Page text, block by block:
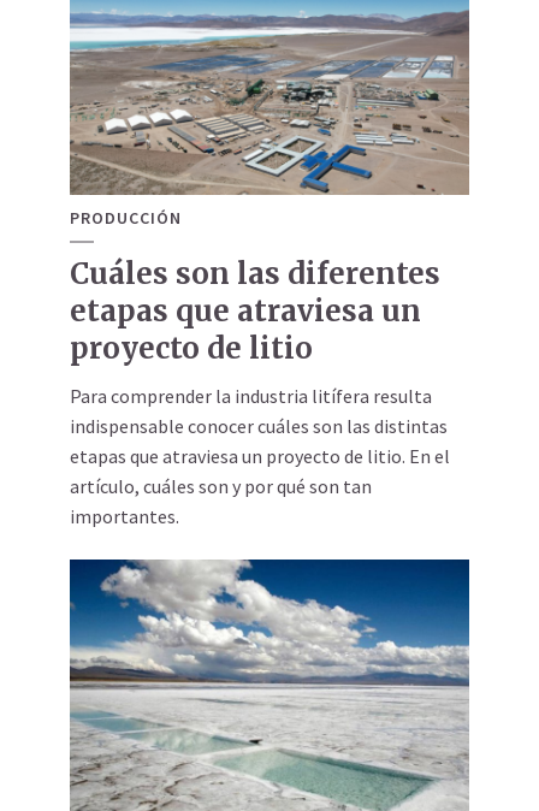
PRODUCCIÓN
Cuáles son las diferentes
etapas que atraviesa un
proyecto de litio
Para comprender la industria litífera resulta
indispensable conocer cuáles son las distintas
etapas que atraviesa un proyecto de litio. En el
artículo, cuáles son y por qué son tan
importantes.